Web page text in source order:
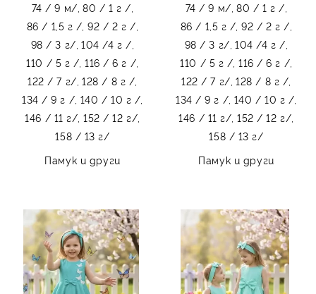
74 / 9 м/, 80 / 1 г /,
86 / 1,5 г /, 92 / 2 г /,
98 / 3 г/, 104 /4 г /,
110 / 5 г /, 116 / 6 г /,
122 / 7 г/, 128 / 8 г /,
134 / 9 г /, 140 / 10 г /,
146 / 11 г/, 152 / 12 г/,
158 / 13 г/
Памук и други
74 / 9 м/, 80 / 1 г /,
86 / 1,5 г /, 92 / 2 г /,
98 / 3 г/, 104 /4 г /,
110 / 5 г /, 116 / 6 г /,
122 / 7 г/, 128 / 8 г /,
134 / 9 г /, 140 / 10 г /,
146 / 11 г/, 152 / 12 г/,
158 / 13 г/
Памук и други